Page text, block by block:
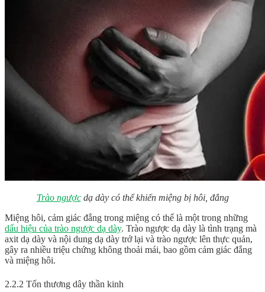
Trào ngượcdạ dày có thể khiến miệng bị hôi, đắng
Miệng hôi, cảm giác đắng trong miệng có thể là một trong những
dấu hiệu của trào ngược dạ dày. Trào ngược dạ dày là tình trạng mà
axit dạ dày và nội dung dạ dày trở lại và trào ngược lên thực quản,
gây ra nhiều triệu chứng không thoải mái, bao gồm cảm giác đắng
và miệng hôi.
2.2.2 Tổn thương dây thần kinh